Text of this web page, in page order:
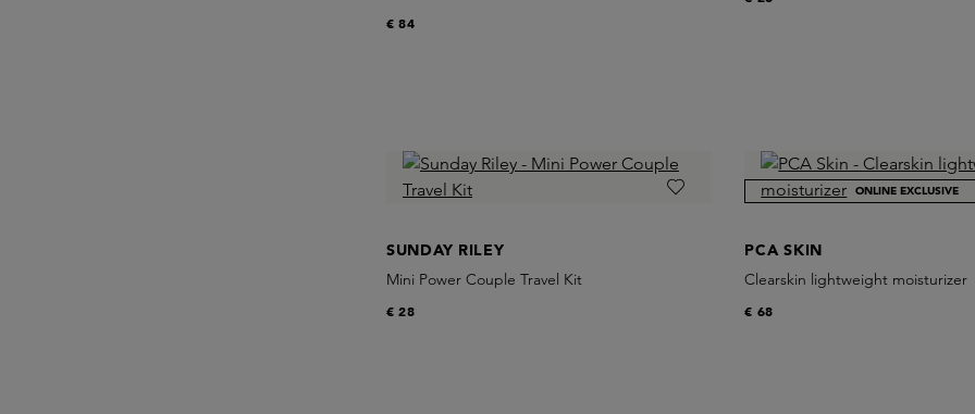
€ 84
SUNDAY RILEY
Mini Power Couple Travel Kit
€ 28
ONLINE EXCLUSIVE
PCA SKIN
Clearskin lightweight moisturizer
€ 68